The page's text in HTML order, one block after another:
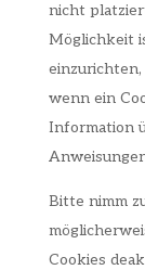
nicht
Möglichkeit
wenn ein
Information
Bitte nimm
Cookies